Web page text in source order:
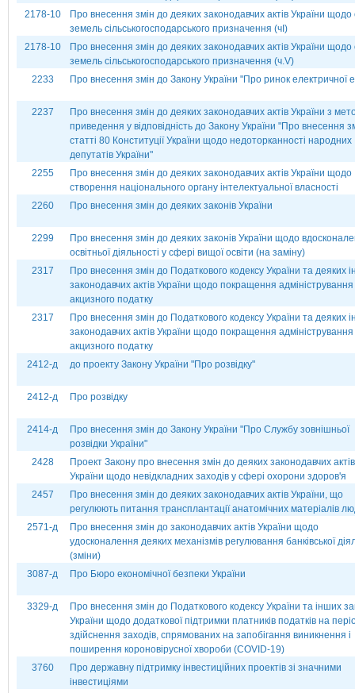
2178-10
Про внесення змін до деяких законодавчих актів України щодо
земель сільськогосподарського призначення (чІ)
2178-10
Про внесення змін до деяких законодавчих актів України щодо
земель сільськогосподарського призначення (ч.V)
2233
Про внесення змін до Закону України "Про ринок електричної
2237
Про внесення змін до деяких законодавчих актів України з
приведення у відповідність до Закону України "Про внесення
статті 80 Конституції України щодо недоторканності народних
депутатів України"
2255
Про внесення змін до деяких законодавчих актів України щодо
створення національного органу інтелектуальної власності
2260
Про внесення змін до деяких законів України
2299
Про внесення змін до деяких законів України щодо
освітньої діяльності у сфері вищої освіти (на заміну)
2317
Про внесення змін до Податкового кодексу України та деяких
законодавчих актів України щодо покращення адміністрування
акцизного податку
2317
Про внесення змін до Податкового кодексу України та деяких
законодавчих актів України щодо покращення адміністрування
акцизного податку
2412-д
до проекту Закону України "Про розвідку"
2412-д Про розвідку
2414-д
Про внесення змін до Закону України "Про Службу зовнішньої
розвідки України"
2428
Проект Закону про внесення змін до деяких законодавчих актів
України щодо невідкладних заходів у сфері охорони здоров'я
2457
Про внесення змін до деяких законодавчих актів України, що
регулюють питання трансплантації анатомічних матеріалів
2571-д
Про внесення змін до законодавчих актів України щодо
удосконалення деяких механізмів регулювання банківської
(зміни)
3087-д
Про Бюро економічної безпеки України
3329-д
Про внесення змін до Податкового кодексу України та інших
України щодо додаткової підтримки платників податків на
здійснення заходів, спрямованих на запобігання виникнення і
поширення короновірусної хвороби (СОVІD-19)
3760
Про державну підтримку інвестиційних проектів зі значними
інвестиціями